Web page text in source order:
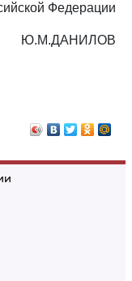
Федерации
Ю.М.ДАНИЛОВ